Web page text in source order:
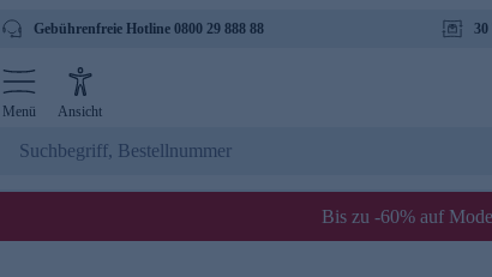
Gebührenfreie Hotline 0800 29 888 88 30
Menü Ansicht
Bis zu -60% auf